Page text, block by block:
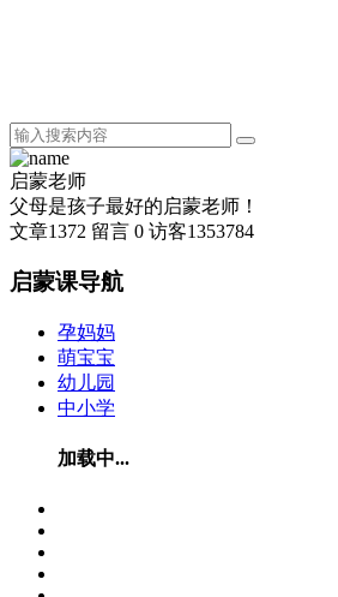
启蒙老师
父母是孩子最好的启蒙老师！
文章1372 留言 0 访客1353784
启蒙课导航
孕妈妈
萌宝宝
幼儿园
中小学
加载中...